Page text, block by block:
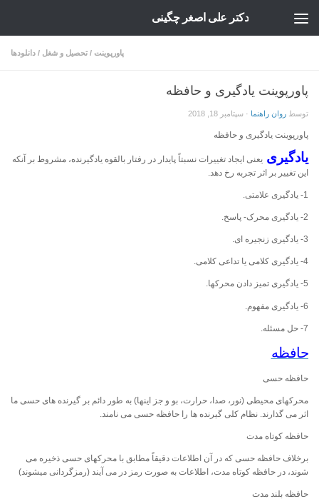
دکتر علی اصغر چگینی
پاورپوینت / تحصیل و شغل / دانلودها
پاورپوینت يادگيری و حافظه
توسط روان راهنما · سپتامبر 18, 2018
پاورپوینت يادگيری و حافظه
یادگیری یعنی ایجاد تغییرات نسبتاً پایدار در رفتار بالقوه یادگیرنده، مشروط بر آنکه
این تغییر بر اثر تجربه رخ دهد.
1- یادگیری علامتی.
2- یادگیری محرک- پاسخ.
3- یادگیری زنجیره ای.
4- یادگیری کلامی یا تداعی کلامی.
5- یادگیری تمیز دادن محرکها.
6- یادگیری مفهوم.
7- حل مسئله.
حافظه
حافظه حسی
محرکهای محیطی (نور، صدا، حرارت، بو و جز اینها) به طور دائم بر گیرنده های حسی ما
اثر می گذارند. نظام کلی گیرنده ها را حافظه حسی می نامند.
حافظه کوتاه مدت
برخلاف حافظه حسی که در آن اطلاعات دقیقاً مطابق با محرکهای حسی ذخیره می
شوند، در حافظه کوتاه مدت، اطلاعات به صورت رمز در می آیند (رمزگردانی میشوند)
حافظه بلند مدت